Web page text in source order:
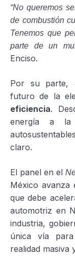
“No queremos
de combustión
Tenemos que
parte de un
Enciso.
Por su parte,
futuro de la
eficiencia.
energía a la
claro.
El panel en el
México
que debe
automotriz en
industria,
única vía
realidad masiva